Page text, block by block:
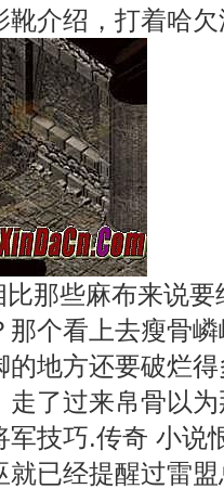
介绍，打着哈
那些麻布来说要
个看上去瘦骨
的地方还要破烂
了过来帛骨以
技巧.传奇 小说
已经提醒过雷